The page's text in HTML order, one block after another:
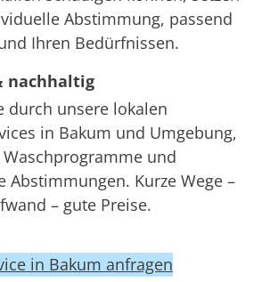
Abstimmung, passend
Ihren Bedürfnissen.
nachhaltig
durch unsere lokalen
in Bakum und Umgebung,
und
Abstimmungen. Kurze Wege –
– gute Preise.
in Bakum anfragen